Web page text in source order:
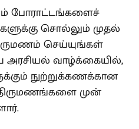
போராட்டங்களைச்
சொல்லும் முதல்
செய்யுங்கள்
வாழ்க்கையில்,
நுற்றுக்கணக்கான
திருமணங்களை முன்